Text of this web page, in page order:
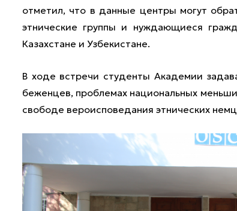
отметил, что в данные центры могут
этнические группы и нуждающиеся
Казахстане и Узбекистане.
В ходе встречи студенты Академии
беженцев, проблемах национальных
свободе вероисповедания этнических